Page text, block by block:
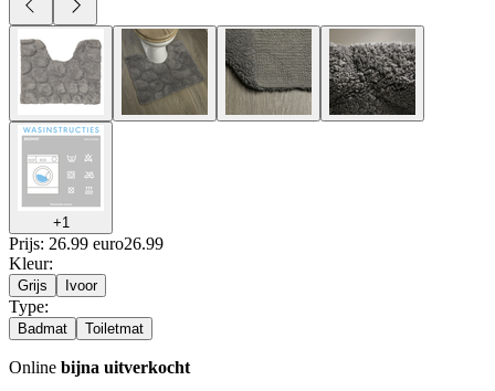
+1
Prijs: 26.99 euro26.99
Kleur:
Grijs Ivoor
Type:
Badmat Toiletmat
Online bijna uitverkocht